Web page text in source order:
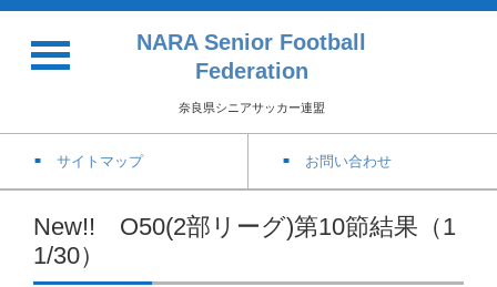
NARA Senior Football
Federation
奈良県シニアサッカー連盟
サイトマップ お問い合わせ
New!! O50(2部リーグ)第10節結果（1
1/30）